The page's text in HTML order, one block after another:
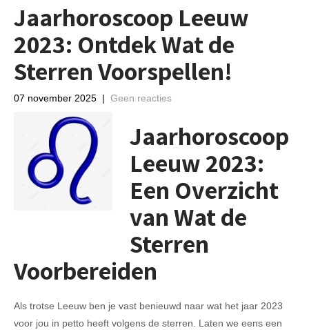
Jaarhoroscoop Leeuw
2023: Ontdek Wat de
Sterren Voorspellen!
07 november 2025 | Geen reacties
Jaarhoroscoop
Leeuw 2023:
Een Overzicht
van Wat de
Sterren
Voorbereiden
Als trotse Leeuw ben je vast benieuwd naar wat het jaar 2023
voor jou in petto heeft volgens de sterren. Laten we eens een